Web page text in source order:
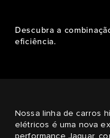
Descubra a
eficiência.
Nossa linha de carros
elétricos é uma nova
performance Jaguar,